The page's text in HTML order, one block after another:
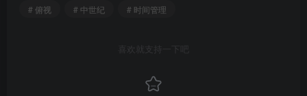
# 俯视
# 中世纪 # 时间管理
喜欢就支持一下吧